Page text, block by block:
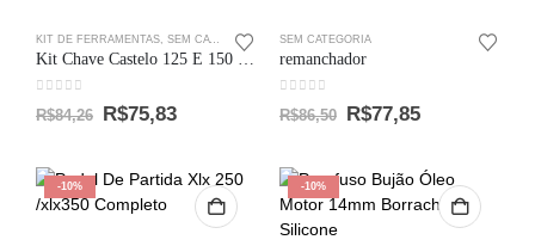
KIT DE FERRAMENTAS SEM CATEGORIA
out of 5
R$84,26 R$75,83
SEM CATEGORIA
remanchador
out of 5
R$86,50 R$77,85
-10% -10%